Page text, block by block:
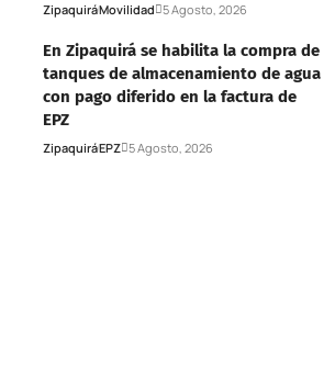
ZipaquiráMovilidad 5 Agosto, 2026
En Zipaquirá se habilita la compra de
tanques de almacenamiento de agua
con pago diferido en la factura de
EPZ
ZipaquiráEPZ 5 Agosto, 2026